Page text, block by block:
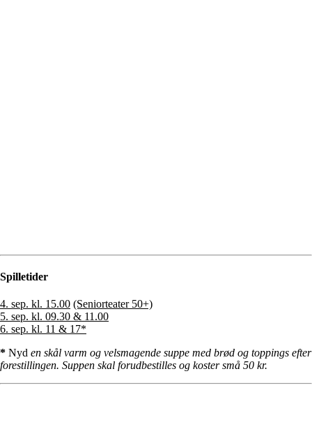
Spilletider
4. sep. kl. 15.00 (Seniorteater 50+)
5. sep. kl. 09.30 & 11.00
6. sep. kl. 11 & 17*
* Nyd en skål varm og velsmagende suppe med brød og toppings efter
forestillingen. Suppen skal forudbestilles og koster små 50 kr.